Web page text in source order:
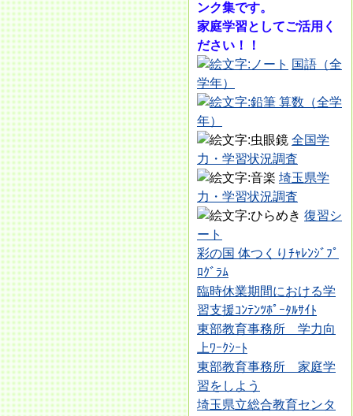
ンク集です。
家庭学習としてご活用く
ださい！！
国語（全
学年）
算数（全学
年）
全国学
力・学習状況調査
埼玉県学
力・学習状況調査
復習シ
ート
彩の国 体つくりﾁｬﾚﾝｼﾞﾌﾟ
ﾛｸﾞﾗﾑ
臨時休業期間における学
習支援ｺﾝﾃﾝﾂﾎﾟｰﾀﾙｻｲﾄ
東部教育事務所 学力向
上ﾜｰｸｼｰﾄ
東部教育事務所 家庭学
習をしよう
埼玉県立総合教育センタ